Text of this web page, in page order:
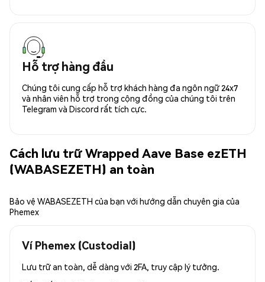
Hỗ trợ hàng đầu
Chúng tôi cung cấp hỗ trợ khách hàng đa ngôn ngữ 24x7
và nhân viên hỗ trợ trong cộng đồng của chúng tôi trên
Telegram và Discord rất tích cực.
Cách lưu trữ Wrapped Aave Base ezETH
(WABASEZETH) an toàn
Bảo vệ WABASEZETH của bạn với hướng dẫn chuyên gia của
Phemex
Ví Phemex (Custodial)
Lưu trữ an toàn, dễ dàng với 2FA, truy cập lý tưởng.